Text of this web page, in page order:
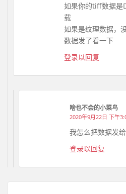
如果你的tiff数据是
载
如果是纹理数据，
数据发了看一下
登录以回复
啥也不会的小菜鸟
2020年9月22日 下午
我怎么把数据发给
登录以回复